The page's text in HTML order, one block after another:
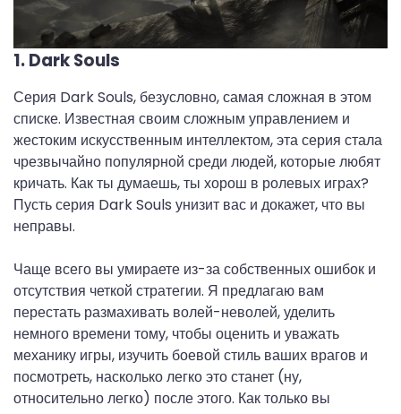
1. Dark Souls
Серия Dark Souls, безусловно, самая сложная в этом
списке. Известная своим сложным управлением и
жестоким искусственным интеллектом, эта серия стала
чрезвычайно популярной среди людей, которые любят
кричать. Как ты думаешь, ты хорош в ролевых играх?
Пусть серия Dark Souls унизит вас и докажет, что вы
неправы.
Чаще всего вы умираете из-за собственных ошибок и
отсутствия четкой стратегии. Я предлагаю вам
перестать размахивать волей-неволей, уделить
немного времени тому, чтобы оценить и уважать
механику игры, изучить боевой стиль ваших врагов и
посмотреть, насколько легко это станет (ну,
относительно легко) после этого. Как только вы